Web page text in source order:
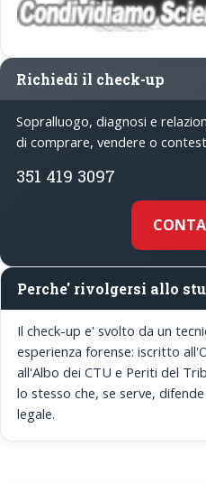
Richiedi il check-up
Sopralluogo, diagnosi e
di comprare, vendere o
351 419 3097
Perche' rivolgersi allo
Il check-up e' svolto da un
esperienza forense: iscritto
all'Albo dei CTU e Periti del
lo stesso che, se serve,
legale.